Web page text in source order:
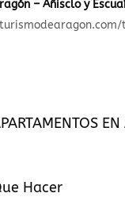
– Añisclo y
Hacer